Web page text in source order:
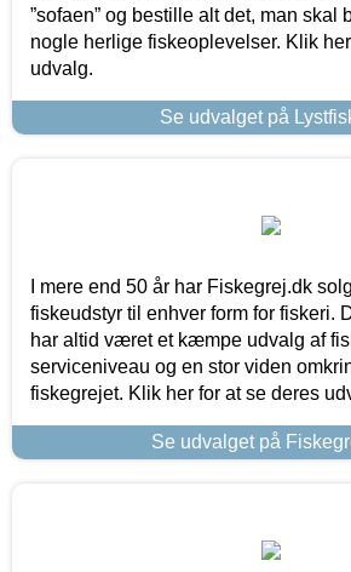
”sofaen” og bestille alt det, man skal
nogle herlige fiskeoplevelser. Klik
udvalg.
Se udvalget på
I mere end 50 år har Fiskegrej.dk
fiskeudstyr til enhver form for fiskeri.
har altid været et kæmpe udvalg af
serviceniveau og en stor viden
fiskegrejet. Klik her for at se deres
Se udvalget på